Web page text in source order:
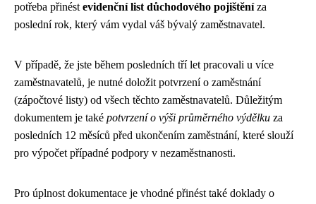
potřeba přinést evidenční list důchodového pojištěníza
poslední rok, který vám vydal váš bývalý zaměstnavatel.
V případě, že jste během posledních tří let pracovali u více
zaměstnavatelů, je nutné doložit potvrzení o zaměstnání
(zápočtové listy) od všech těchto zaměstnavatelů. Důležitým
dokumentem je také potvrzení o výši průměrného výdělku za
posledních 12 měsíců před ukončením zaměstnání, které slouží
pro výpočet případné podpory v nezaměstnanosti.
Pro úplnost dokumentace je vhodné přinést také doklady o